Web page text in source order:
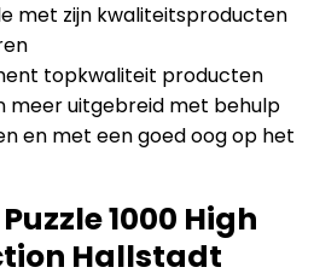
met zijn kwaliteitsproducten
topkwaliteit producten
meer uitgebreid met behulp
en met een goed oog op het
Puzzle 1000 High
Hallstadt